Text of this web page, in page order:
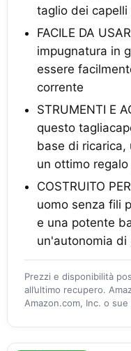
taglio dei capelli
FACILE DA
impugnatura in
essere
corrente
STRUMENTI E
questo
base di ricarica,
un ottimo
COSTRUITO
uomo senza fili
e una potente
un'autonomia di
Prezzi e disponibilità
all’ultimo recupero.
Amazon.com, Inc. o